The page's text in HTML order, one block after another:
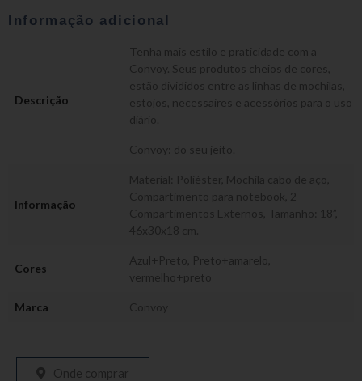
Informação adicional
Descrição
Tenha mais estilo e praticidade com a
Convoy. Seus produtos cheios de cores,
estão divididos entre as linhas de mochilas,
estojos, necessaires e acessórios para o uso
diário.
Convoy: do seu jeito.
Informação
Material: Poliéster, Mochila cabo de aço,
Compartimento para notebook, 2
Compartimentos Externos, Tamanho: 18”,
46x30x18 cm.
Cores
Azul+Preto Preto+amarelo
vermelho+preto
Marca Convoy
Onde comprar